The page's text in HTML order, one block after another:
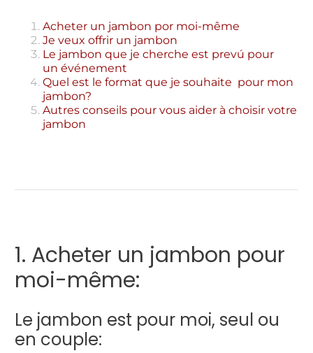
Acheter un jambon por moi-même
Je veux offrir un jambon
Le jambon que je cherche est prevú pour
un événement
Quel est le format que je souhaite pour mon
jambon?
Autres conseils pour vous aider à choisir votre
jambon
1. Acheter un jambon pour
moi-même:
Le jambon est pour moi, seul ou
en couple: